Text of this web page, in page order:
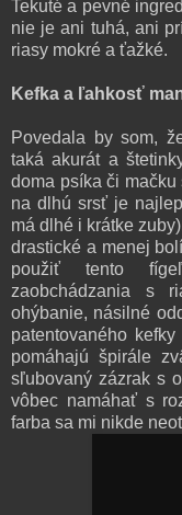
Tekuté a pevné
nie je ani tuhá, ani
riasy mokré a ťažké.
Kefka a ľahkosť
Povedala by som,
taká akurát a
doma psíka či
na dlhú srsť je
má dlhé i krátke
drastické a menej
použiť tento
zaobchádzania s
ohýbanie, násilné
patentovaného
pomáhajú špirále
sľubovaný zázrak s
vôbec namáhať s
farba sa mi nikde